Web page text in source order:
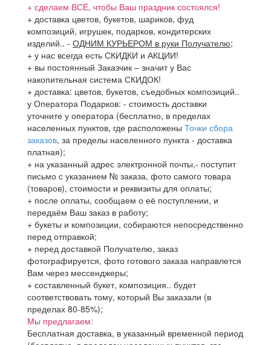
+ сделаем ВСЁ, чтобы Ваш праздник состоялся!
+ доставка цветов, букетов, шариков, фуд
композиций, игрушек, подарков, кондитерских
изделий.. - ОДНИМ КУРЬЕРОМ в руки Получателю;
+ у нас всегда есть СКИДКИ и АКЦИИ!
+ вы постоянный Заказчик – значит у Вас
накопительная система СКИДОК!
+ доставка: цветов, букетов, съедобных композиций..
у Оператора Подарков: - стоимость доставки
уточните у оператора (бесплатно, в пределах
населенных пунктов, где расположены Точки сбора
заказов, за пределы населенного пункта - доставка
платная);
+ на указанный адрес электронной почты,- поступит
письмо с указанием № заказа, фото самого товара
(товаров), стоимости и реквизиты для оплаты;
+ после оплаты, сообщаем о её поступлении, и
передаём Ваш заказ в работу;
+ букеты и композиции, собираются непосредственно
перед отправкой;
+ перед доставкой Получателю, заказ
фотографируется, фото готового заказа направлется
Вам через мессенджеры;
+ составленный букет, композиция.. будет
соответствовать тому, который Вы заказали (в
пределах 80-85%);
Мы предлагаем:
Бесплатная доставка, в указанный временной период